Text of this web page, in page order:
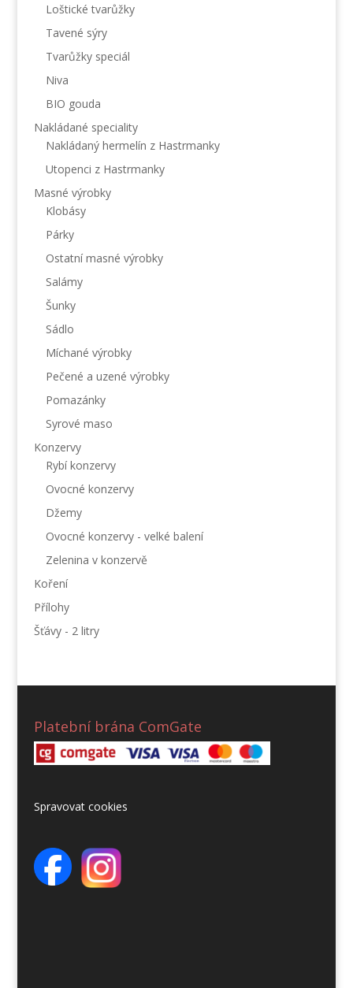
Loštické tvarůžky
Tavené sýry
Tvarůžky speciál
Niva
BIO gouda
Nakládané speciality
Nakládaný hermelín z Hastrmanky
Utopenci z Hastrmanky
Masné výrobky
Klobásy
Párky
Ostatní masné výrobky
Salámy
Šunky
Sádlo
Míchané výrobky
Pečené a uzené výrobky
Pomazánky
Syrové maso
Konzervy
Rybí konzervy
Ovocné konzervy
Džemy
Ovocné konzervy - velké balení
Zelenina v konzervě
Koření
Přílohy
Šťávy - 2 litry
Platební brána ComGate
Spravovat cookies